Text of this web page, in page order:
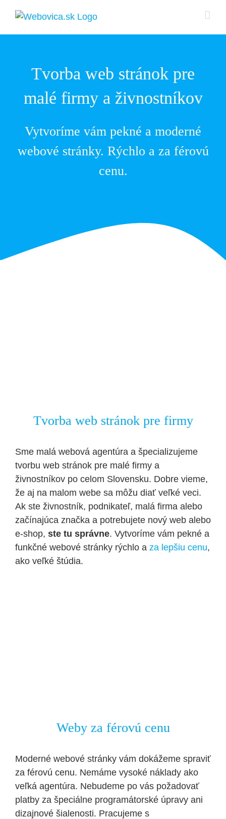
content
Tvorba web stránok pre
malé firmy a živnostníkov
Vytvoríme vám pekné a moderné
webové stránky. Rýchlo a za férovú
cenu.
Tvorba web stránok pre firmy
Sme malá webová agentúra a špecializujeme
tvorbu web stránok pre malé firmy a
živnostníkov po celom Slovensku. Dobre vieme,
že aj na malom webe sa môžu diať veľké veci.
Ak ste živnostník, podnikateľ, malá firma alebo
začínajúca značka a potrebujete nový web alebo
e-shop, ste tu správne. Vytvoríme vám pekné a
funkčné webové stránky rýchlo a za lepšiu cenu,
ako veľké štúdia.
Weby za férovú cenu
Moderné webové stránky vám dokážeme spraviť
za férovú cenu. Nemáme vysoké náklady ako
veľká agentúra. Nebudeme po vás požadovať
platby za špeciálne programátorské úpravy ani
dizajnové šialenosti. Pracujeme s